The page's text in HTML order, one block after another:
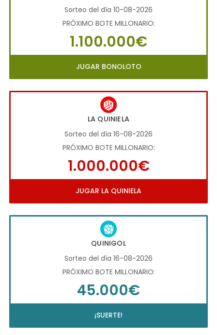
Sorteo del día 10-08-2026
PRÓXIMO BOTE MILLONARIO:
1.100.000€
JUGAR BONOLOTO
LA QUINIELA
Sorteo del día 16-08-2026
PRÓXIMO BOTE MILLONARIO:
1.000.000€
JUGAR LA QUINIELA
QUINIGOL
Sorteo del día 16-08-2026
PRÓXIMO BOTE MILLONARIO:
45.000€
¡SUERTE!